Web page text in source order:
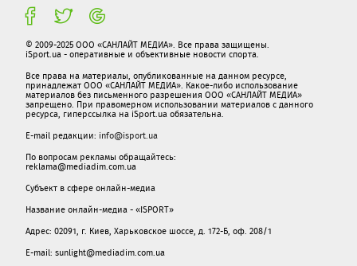
© 2009-2025 ООО «САНЛАЙТ МЕДИА». Все права защищены.
iSport.ua - оперативные и объективные новости спорта.
Все права на материалы, опубликованные на данном ресурсе,
принадлежат ООО «САНЛАЙТ МЕДИА». Какое-либо использование
материалов без письменного разрешения ООО «САНЛАЙТ МЕДИА»
запрещено. При правомерном использовании материалов с данного
ресурса, гиперссылка на iSport.ua обязательна.
E-mail редакции: info@isport.ua
По вопросам рекламы обращайтесь:
reklama@mediadim.com.ua
Субъект в сфере онлайн-медиа
Название онлайн-медиа - «ISPORT»
Адрес: 02091, г. Киев, Харьковское шоссе, д. 172-Б, оф. 208/1
E-mail: sunlight@mediadim.com.ua